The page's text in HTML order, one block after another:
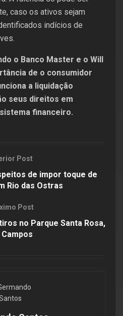
caso os ativos sejam
indícios de
o Banco Master e o Will
de o consumidor
a liquidação
seus direitos em
financeiro.
Post
de impor toque de
Rio das Ostras
Post
no Parque Santa Rosa,